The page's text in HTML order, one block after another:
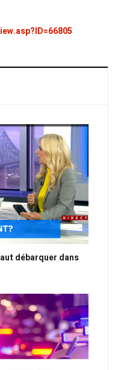
débarquer dans